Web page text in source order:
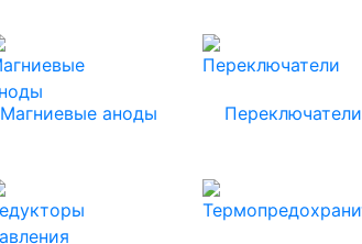
Магниевые аноды Переключатели